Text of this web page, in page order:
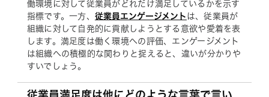
働環境に対して従業員がどれだけ満足しているかを示す
指標です。一方、 従業員エンゲージメント は、従業員が
組織に対して自発的に貢献しようとする意欲や愛着を表
します。満足度は働く環境への評価、エンゲージメント
は組織への積極的な関わりと捉えると、違いが分かりや
すいでしょう。
従業員満足度は他にどのような言葉で言い